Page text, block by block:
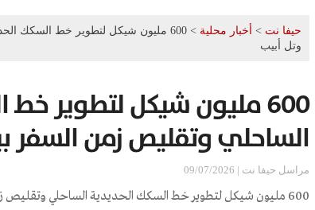
حيفا نت > أخبار محلية >
600 مليون شيكل لتطوير خط السكك
وتل أبيب
600 مليون شيكل لتطوير
الساحلي وتقليص زمن السفر
مراسل حيفا نت | 09/07/2026
600 مليون شيكل لتطوير خط السكك الحديدية الساحلي وتقليص زمن السفر بين حيفا وتل أبيب